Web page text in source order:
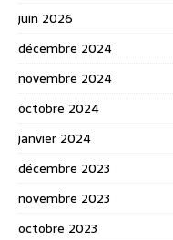
juin 2026
décembre 2024
novembre 2024
octobre 2024
janvier 2024
décembre 2023
novembre 2023
octobre 2023